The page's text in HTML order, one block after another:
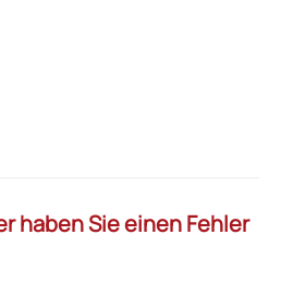
haben Sie einen Fehler